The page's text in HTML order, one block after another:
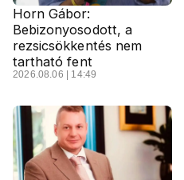
Horn Gábor:
Bebizonyosodott, a
rezsicsökkentés nem
tartható fent
2026.08.06 | 14:49